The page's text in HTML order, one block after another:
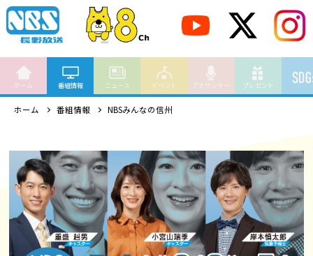
ホーム 番組情報 ニュース イベント アナウンサー プレゼント
ホーム 番組情報 NBSみんなの信州